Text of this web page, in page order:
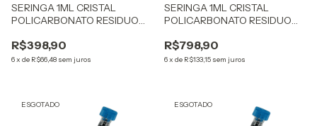
SERINGA 1ML CRISTAL
POLICARBONATO RESIDUO
R$398,90
6x de R$66,48 sem juros
SERINGA 1ML CRISTAL
POLICARBONATO RESIDUO
R$798,90
6x de R$133,15 sem juros
ESGOTADO ESGOTADO